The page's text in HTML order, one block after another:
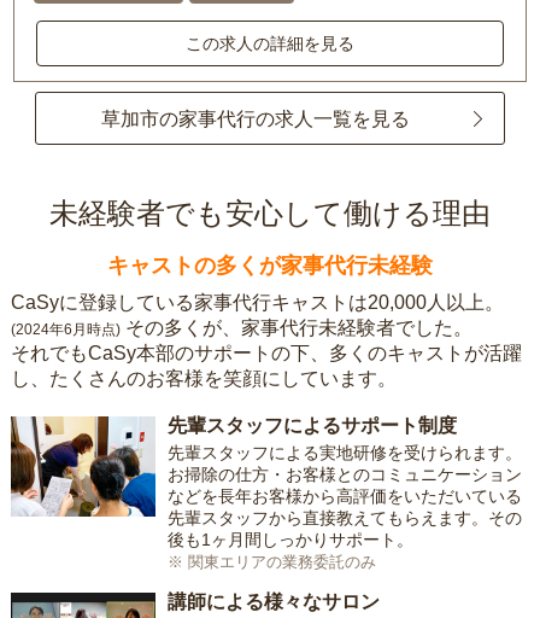
この求人の詳細を見る
草加市の家事代行の求人一覧を見る
未経験者でも安心して働ける理由
キャストの多くが家事代行未経験
CaSyに登録している家事代行キャストは20,000人以上。
(2024年6月時点) その多くが、家事代行未経験者でした。
それでもCaSy本部のサポートの下、多くのキャストが活躍
し、たくさんのお客様を笑顔にしています。
先輩スタッフによるサポート制度
先輩スタッフによる実地研修を受けられます。
お掃除の仕方・お客様とのコミュニケーション
などを長年お客様から高評価をいただいている
先輩スタッフから直接教えてもらえます。その
後も1ヶ月間しっかりサポート。
※ 関東エリアの業務委託のみ
講師による様々なサロン